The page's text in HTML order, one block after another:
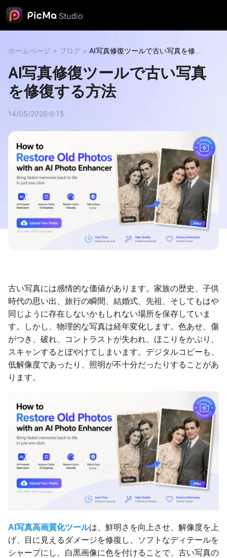
ホームページ > ブログ > AI写真修復ツールで古い写真を修復
AI写真修復ツールで古い写真
を修復する方法
14/05/2026 15
古い写真には感情的な価値があります。家族の歴史、子供
時代の思い出、旅行の瞬間、結婚式、先祖、そしてもはや
同じように存在しないかもしれない場所を保存していま
す。しかし、物理的な写真は経年変化します。色あせ、傷
がつき、破れ、コントラストが失われ、ほこりをかぶり、
スキャンするとぼやけてしまいます。デジタルコピーも、
低解像度であったり、照明が不十分だったりすることがあ
ります。
AI写真高画質化ツールは、鮮明さを向上させ、解像度を上
げ、目に見えるダメージを修復し、ソフトなディテールを
シャープにし、白黒画像に色を付けることで、古い写真の